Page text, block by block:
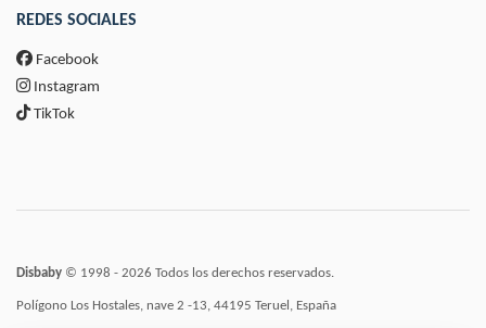
REDES SOCIALES
Facebook
Instagram
TikTok
Disbaby © 1998 - 2026 Todos los derechos reservados.
Polígono Los Hostales, nave 2 -13, 44195 Teruel, España